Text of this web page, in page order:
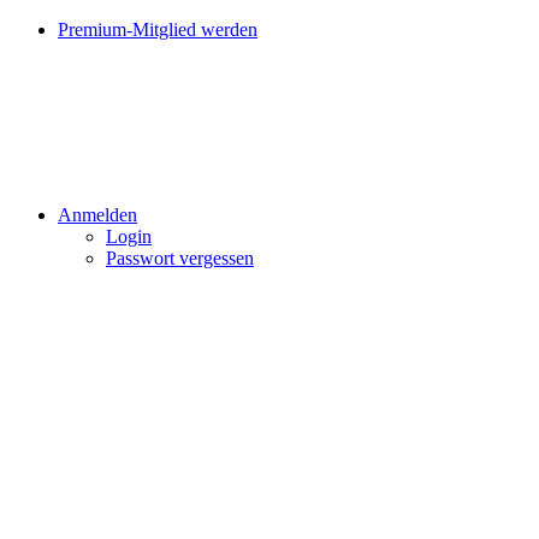
Premium-Mitglied werden
Anmelden
Login
Passwort vergessen